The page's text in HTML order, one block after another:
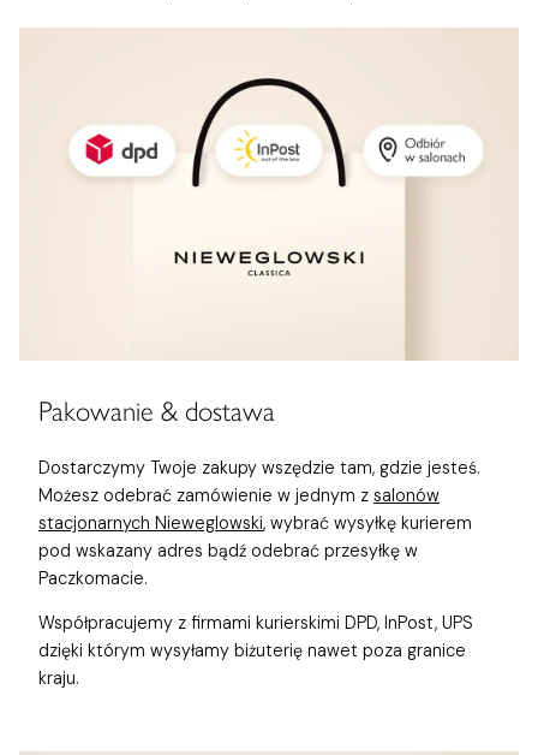
Pakowanie & dostawa
Dostarczymy Twoje zakupy wszędzie tam, gdzie jesteś.
Możesz odebrać zamówienie w jednym z salonów
stacjonarnych Nieweglowski, wybrać wysyłkę kurierem
pod wskazany adres bądź odebrać przesyłkę w
Paczkomacie.
Współpracujemy z firmami kurierskimi DPD, InPost, UPS
dzięki którym wysyłamy biżuterię nawet poza granice
kraju.